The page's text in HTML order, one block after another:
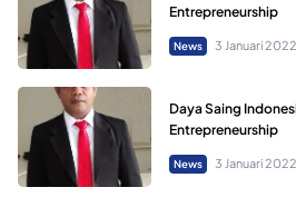
Entrepreneurship
News 3 Januari 2022
Daya Saing
Entrepreneurship
News 3 Januari 2022